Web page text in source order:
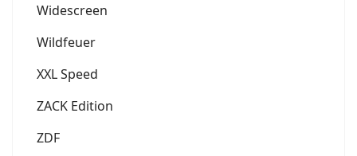
Widescreen
Wildfeuer
XXL Speed
ZACK Edition
ZDF